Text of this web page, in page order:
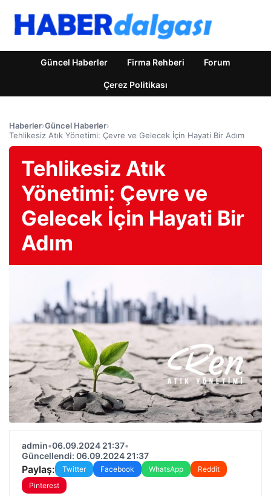
Güncel Haberler Firma Rehberi Forum
Çerez Politikası
Haberler›Güncel Haberler›
Tehlikesiz Atık Yönetimi: Çevre ve Gelecek İçin Hayati Bir Adım
Tehlikesiz Atık
Yönetimi: Çevre ve
Gelecek İçin Hayati Bir
Adım
admin•06.09.2024 21:37•
Güncellendi: 06.09.2024 21:37
Paylaş: Twitter Facebook WhatsApp
Reddit
Pinterest